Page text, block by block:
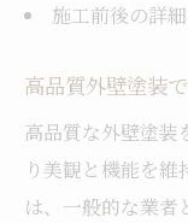
施工前後の詳
高品質外壁塗装
高品質な外壁塗装
り美観と機能を
は、一般的な業者